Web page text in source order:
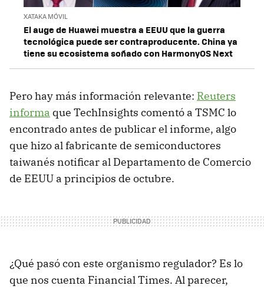
XATAKA MÓVIL
El auge de Huawei muestra a EEUU que la guerra
tecnológica puede ser contraproducente. China ya
tiene su ecosistema soñado con HarmonyOS Next
Pero hay más información relevante: Reuters
informa que TechInsights comentó a TSMC lo
encontrado antes de publicar el informe, algo
que hizo al fabricante de semiconductores
taiwanés notificar al Departamento de Comercio
de EEUU a principios de octubre.
¿Qué pasó con este organismo regulador? Es lo
que nos cuenta Financial Times. Al parecer,